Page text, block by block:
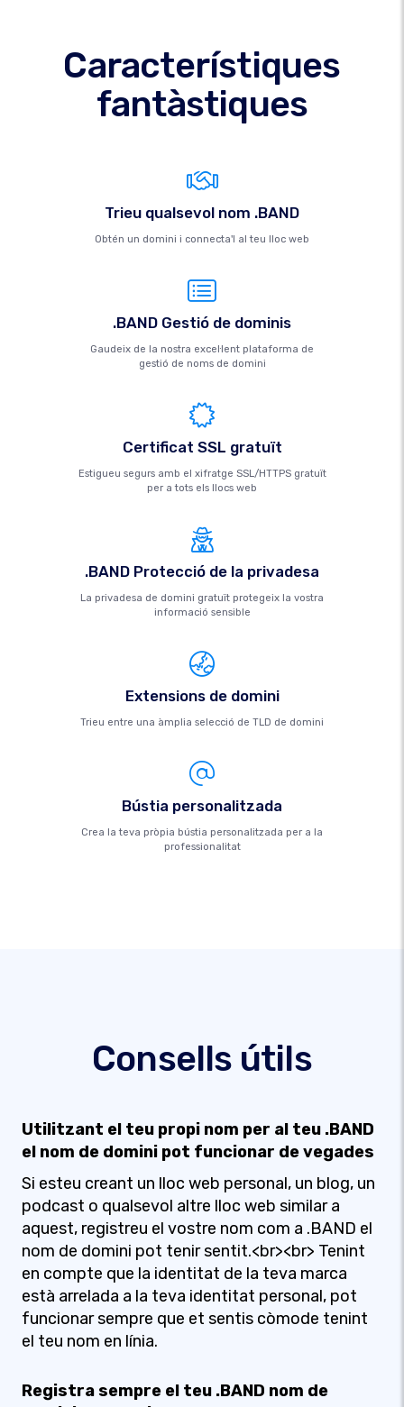
Característiques
fantàstiques
Trieu qualsevol nom .BAND
Obtén un domini i connecta'l al teu lloc web
.BAND Gestió de dominis
Gaudeix de la nostra excel·lent plataforma de
gestió de noms de domini
Certificat SSL gratuït
Estigueu segurs amb el xifratge SSL/HTTPS gratuït
per a tots els llocs web
.BAND Protecció de la privadesa
La privadesa de domini gratuït protegeix la vostra
informació sensible
Extensions de domini
Trieu entre una àmplia selecció de TLD de domini
Bústia personalitzada
Crea la teva pròpia bústia personalitzada per a la
professionalitat
Consells útils
Utilitzant el teu propi nom per al teu .BAND
el nom de domini pot funcionar de vegades
Si esteu creant un lloc web personal, un blog, un
podcast o qualsevol altre lloc web similar a
aquest, registreu el vostre nom com a .BAND el
nom de domini pot tenir sentit.<br><br> Tenint
en compte que la identitat de la teva marca
està arrelada a la teva identitat personal, pot
funcionar sempre que et sentis còmode tenint
el teu nom en línia.
Registra sempre el teu .BAND nom de